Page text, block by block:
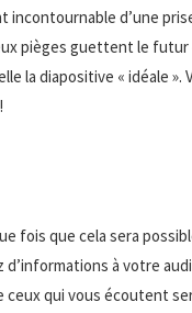
incontournable d’une
pièges guettent le
la diapositive « idéale
fois que cela sera
à votre
qui vous écoutent